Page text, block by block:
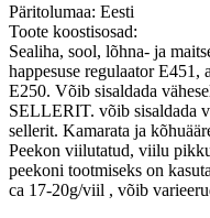
Päritolumaa: Eesti
Toote koostisosad:
Sealiha, sool, lõhna- ja
happesuse regulaator
E250. Võib sisaldada
SELLERIT. võib sisaldada
sellerit. Kamarata ja
Peekon viilutatud, viilu
peekoni tootmiseks on
ca 17-20g/viil , võib